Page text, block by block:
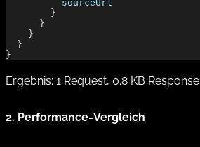
          sourceUrl
        }
      }
    }
  }
}
Ergebnis: 1 Request, 0.8 KB Response
2. Performance-Vergleich